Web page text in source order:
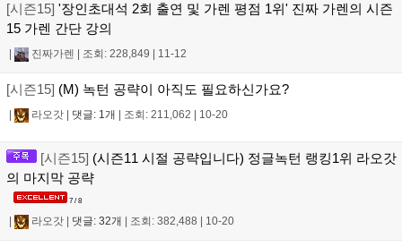
[시즌15] '장인초대석 2회 출연 및 가렌 평점 1위' 진짜 가렌의 시즌
15 가렌 간단 강의
진짜가렌 조회: 228,849 11-12
[시즌15] (M) 녹턴 공략이 아직도 필요하신가요?
라오갓 댓글: 1개 조회: 211,062 10-20
[시즌15] (시즌11 시절 공략입니다) 정글녹턴 랭킹1위 라오갓
의 마지막 공략
7 / 8
| 라오갓 | 댓글: 32개 | 조회: 382,488 | 10-20